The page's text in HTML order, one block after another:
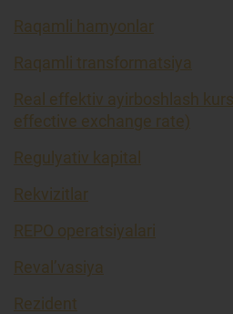
Raqamli hamyonlar
Raqamli transformatsiya
Real effektiv ayirboshlash
effective exchange rate)
Regulyativ kapital
Rekvizitlar
REPO operatsiyalari
Reval’vasiya
Rezident